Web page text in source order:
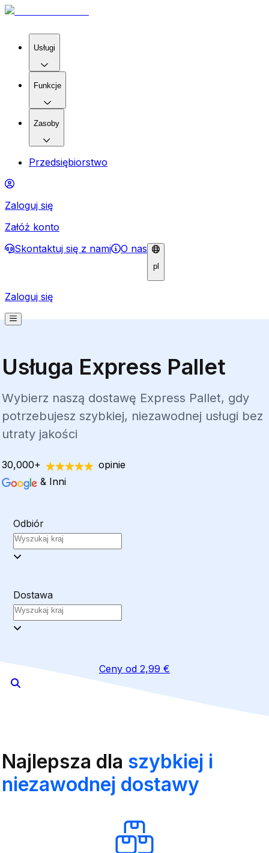
Usługi
Funkcje
Zasoby
Przedsiębiorstwo
Zaloguj się
Załóż konto
Skontaktuj się z nami
O nas
pl
Zaloguj się
Usługa Express Pallet
Wybierz naszą dostawę Express Pallet, gdy
potrzebujesz szybkiej, niezawodnej usługi bez
utraty jakości
30,000+
opinie
& Inni
Odbiór
Dostawa
Ceny od 2,99 €
Najlepsza dla szybkiej i
niezawodnej dostawy